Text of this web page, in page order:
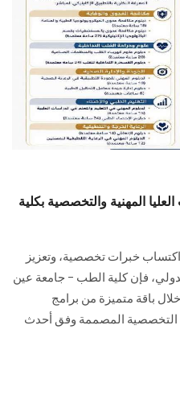
المهنية والتخصصية بكلية
خبرات تخصصية، وتعزيز
فإن كلية الطب – جامعة عين
باقة متميزة من برامج
التخصصية المصممة وفق أحدث